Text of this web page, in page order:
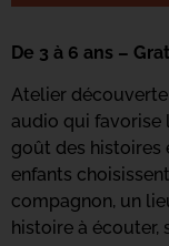
De 3 à 6 ans –
Atelier
audio qui favorise
goût des histoires
enfants
compagnon, un
histoire à écouter,